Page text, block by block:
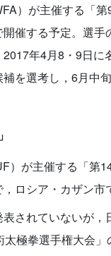
）が主催する「
催する予定。選
年4月8・9日
を選考し，6月中
）が主催する「第
，ロシア・カザン市
されていないが
太極拳選手権大会